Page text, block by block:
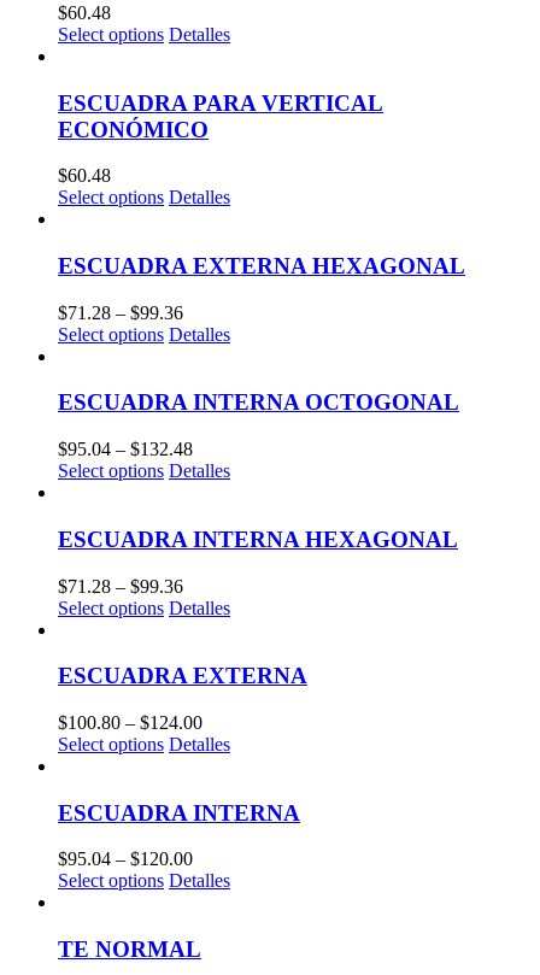
$60.48
Select options Detalles
ESCUADRA PARA VERTICAL
ECONÓMICO
$60.48
Select options Detalles
ESCUADRA EXTERNA HEXAGONAL
$71.28 – $99.36
Select options Detalles
ESCUADRA INTERNA OCTOGONAL
$95.04 – $132.48
Select options Detalles
ESCUADRA INTERNA HEXAGONAL
$71.28 – $99.36
Select options Detalles
ESCUADRA EXTERNA
$100.80 – $124.00
Select options Detalles
ESCUADRA INTERNA
$95.04 – $120.00
Select options Detalles
TE NORMAL